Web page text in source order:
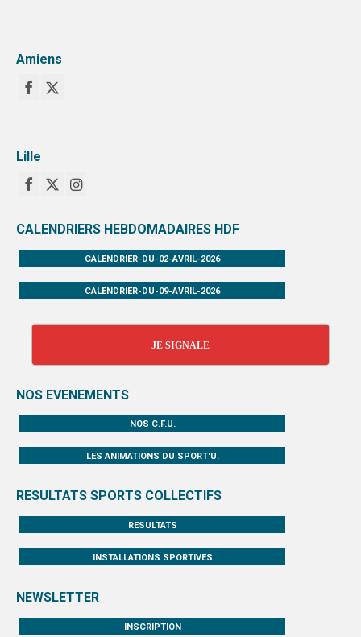
Amiens
Lille
CALENDRIERS HEBDOMADAIRES HDF
CALENDRIER-DU-02-AVRIL-2026
CALENDRIER-DU-09-AVRIL-2026
JE SIGNALE
NOS EVENEMENTS
NOS C.F.U.
LES ANIMATIONS DU SPORT'U.
RESULTATS SPORTS COLLECTIFS
RESULTATS
INSTALLATIONS SPORTIVES
NEWSLETTER
INSCRIPTION